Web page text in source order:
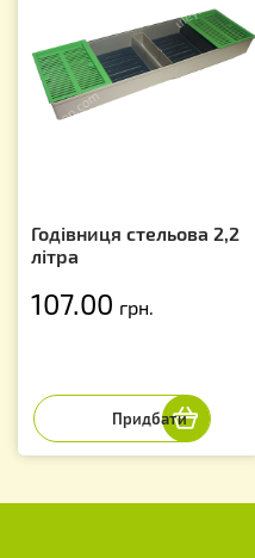
Годівниця стельова 2,2
літра
107.00 грн.